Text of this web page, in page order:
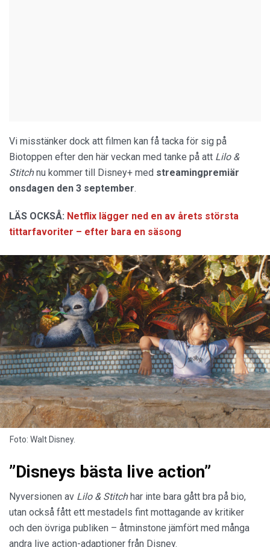
Vi misstänker dock att filmen kan få tacka för sig på
Biotoppen efter den här veckan med tanke på att Lilo &
Stitchnu kommer till Disney+ med streamingpremiär
onsdagen den 3 september.
LÄS OCKSÅ: Netflix lägger ned en av årets största
tittarfavoriter – efter bara en säsong
Foto: Walt Disney.
”Disneys bästa live action”
Nyversionen av Lilo & Stitch har inte bara gått bra på bio,
utan också fått ett mestadels fint mottagande av kritiker
och den övriga publiken – åtminstone jämfört med många
andra live action-adaptioner från Disney.